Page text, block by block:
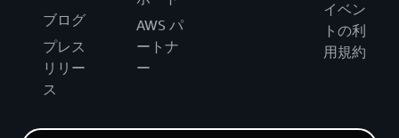
ブログ
プレス
リリー
ス
AWS パ
ートナ
ー
イベン
トの利
用規約